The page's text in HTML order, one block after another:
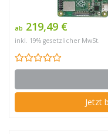
ab 219,49 €
inkl. 19% gesetzlicher MwSt.
Jetzt